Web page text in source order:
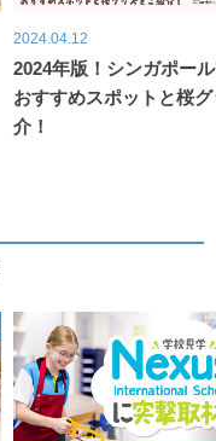
2024.04.12
2024年版！シンガポー
おすすめスポットと桜
介！